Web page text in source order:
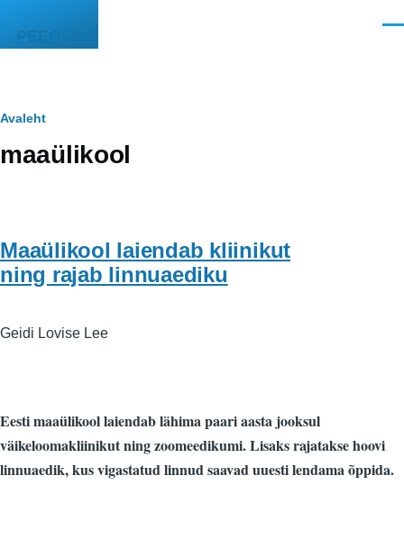
PEEGEL
Leivapuru
Avaleht
maaülikool
Maaülikool laiendab kliinikut
ning rajab linnuaediku
Geidi Lovise Lee
Eesti maaülikool laiendab lähima paari aasta jooksul
väikeloomakliinikut ning zoomeedikumi. Lisaks rajatakse hoovi
linnuaedik, kus vigastatud linnud saavad uuesti lendama õppida.